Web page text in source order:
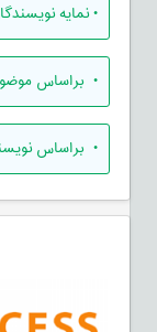
•نمایه
• براساس
• براساس